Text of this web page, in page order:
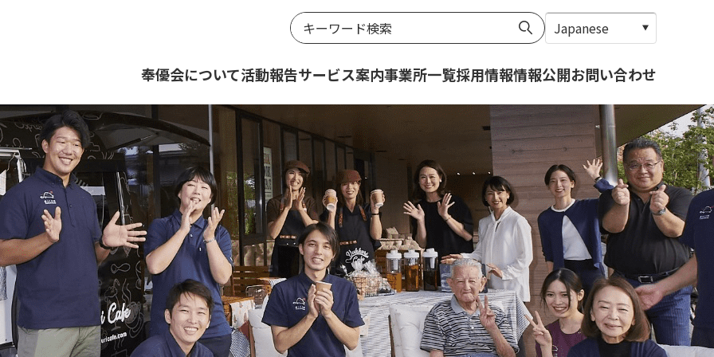
奉優会について活動報告サービス案内事業所一覧採用情報情報公開お問い合わせ